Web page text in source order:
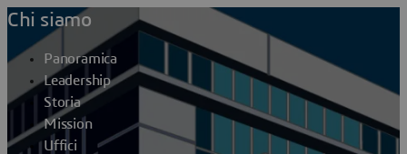
Chi siamo
Panoramica
Leadership
Storia
Mission
Uffici